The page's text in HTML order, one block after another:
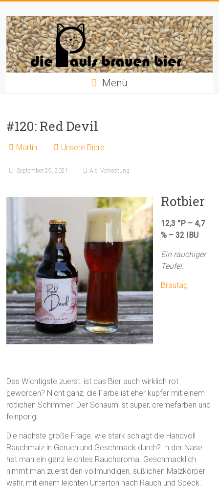
Inhalt
springen
Die
Pauls
brauen
Bier
Menü
#120: Red Devil
Martin Unsere Biere
September 29, 2021 Ale,Verkostung
Rotbier
12,3 °P – 4,7
% – 32 IBU
Ein rauchiger
Teufel.
Brautag
Das Wichtigste zuerst: ist das Bier auch wirklich rot
geworden? Nicht ganz, die Farbe ist eher kupfer mit einem
rötlichen Schimmer. Der Schaum ist super, cremefarben und
feinporig.
Die nächste große Frage: wie stark schlägt die Handvoll
Rauchmalz in Geruch und Geschmack durch? In der Nase
hat man ein ganz leichtes Raucharoma. Geschmacklich
nimmt man zuerst den vollmundigen, süßlichen Malzkörper
wahr, mit einem leichten Unterton nach Rauch und Speck.